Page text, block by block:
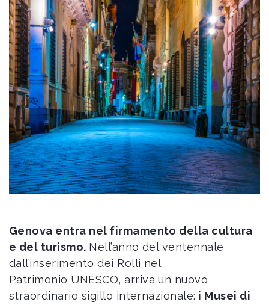
Genova entra nel firmamento della cultura
e del turismo. Nell’anno del ventennale
dall’inserimento dei Rolli nel
Patrimonio UNESCO, arriva un nuovo
straordinario sigillo internazionale: i Musei di